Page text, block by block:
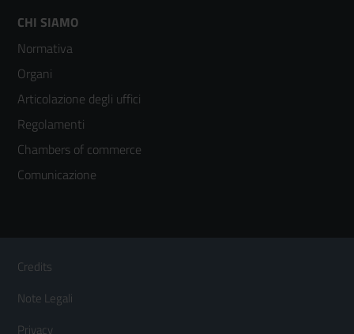
Footer
menù
colonna
3
CHI SIAMO
Normativa
Organi
Articolazione degli uffici
Regolamenti
Chambers of commerce
Comunicazione
Footer
Menù
orizzontale
Credits
Note Legali
Privacy